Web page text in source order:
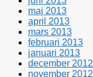
maj 2013
april 2013
mars 2013
februari 2013
januari 2013
december 2012
november 2012